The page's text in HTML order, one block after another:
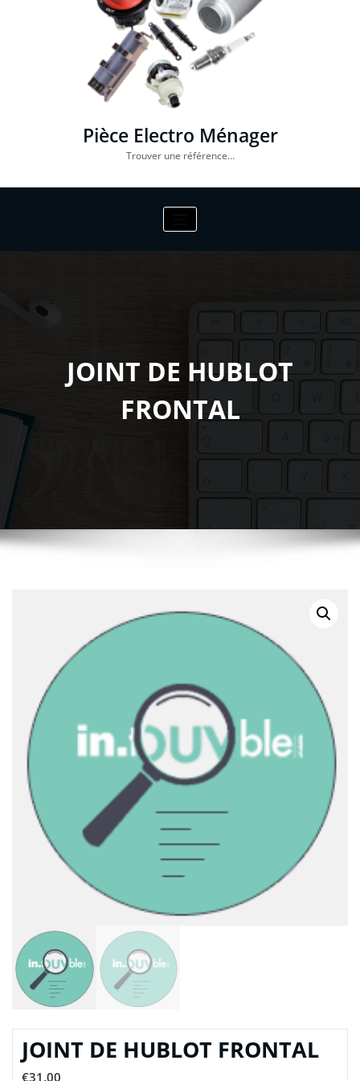
Pièce Electro Ménager
Trouver une référence…
JOINT DE HUBLOT
FRONTAL
JOINT DE HUBLOT FRONTAL
€31,00